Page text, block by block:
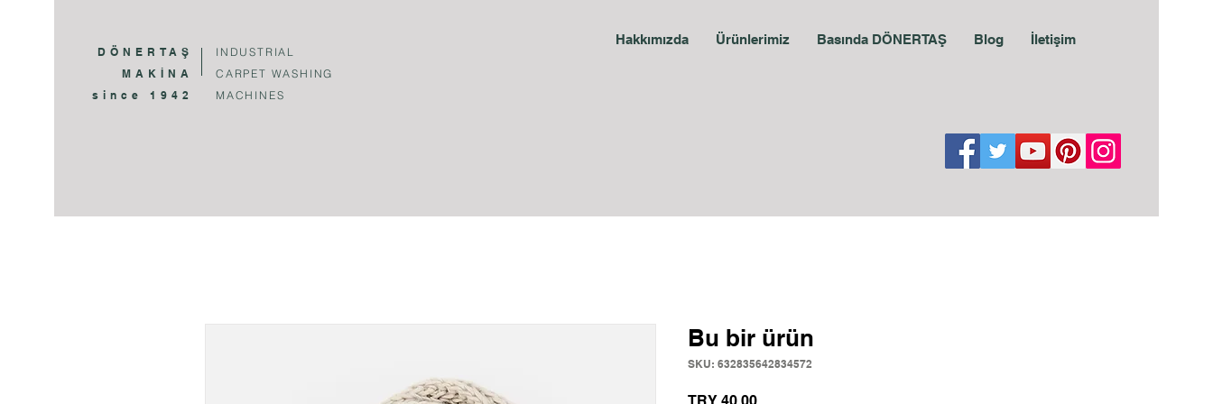
DÖNERTAŞ
MAKİNA
since 1942
INDUSTRIAL
CARPET WASHING
MACHINES
Hakkımızda Ürünlerimiz Basında DÖNERTAŞ Blog İletişim
Bu bir ürün
SKU: 632835642834572
Price